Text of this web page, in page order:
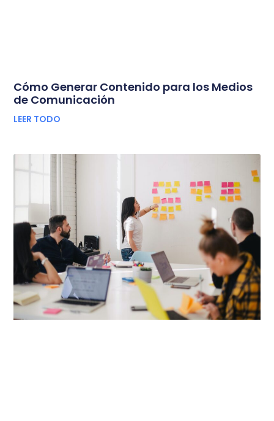
Cómo Generar Contenido para los Medios
de Comunicación
LEER TODO